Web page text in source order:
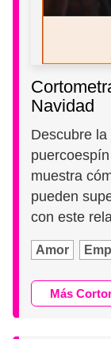
Navidad
Descubre la
muestra
pueden
con este
Amor
Más